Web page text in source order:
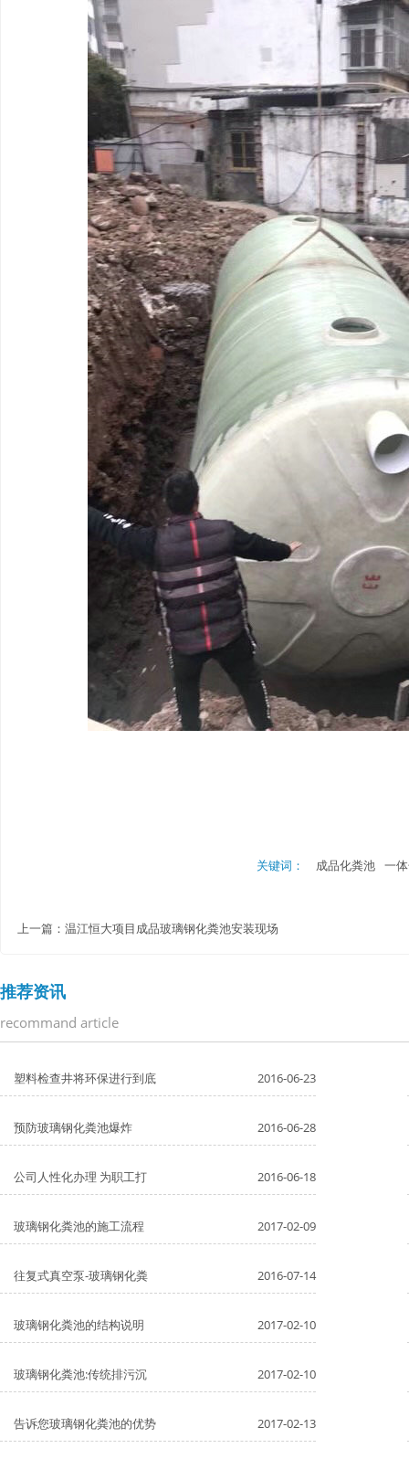
关键词： 成品化粪池 一
上一篇： 温江恒大项目成品玻璃钢化粪池安装现场
推荐资讯
recommand article
塑料检查井将环保进行到底 2016-06-23
预防玻璃钢化粪池爆炸 2016-06-28
公司人性化办理 为职工打 2016-06-18
玻璃钢化粪池的施工流程 2017-02-09
往复式真空泵-玻璃钢化粪 2016-07-14
玻璃钢化粪池的结构说明 2017-02-10
玻璃钢化粪池:传统排污沉 2017-02-10
告诉您玻璃钢化粪池的优势 2017-02-13